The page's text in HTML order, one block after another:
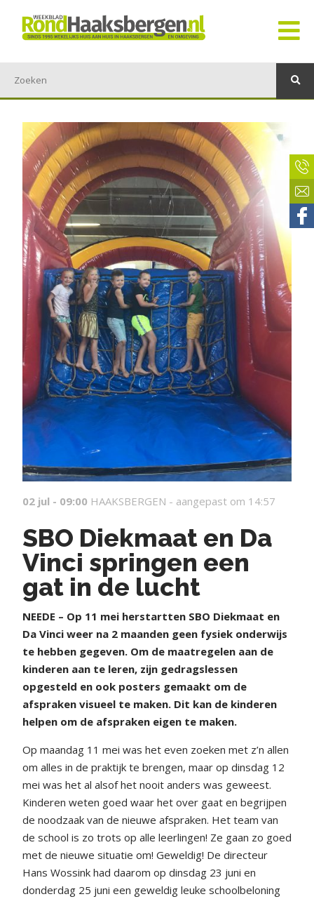
02 jul - 09:00 HAAKSBERGEN - aangepast om 14:57
SBO Diekmaat en Da
Vinci springen een
gat in de lucht
NEEDE – Op 11 mei herstartten SBO Diekmaat en
Da Vinci weer na 2 maanden geen fysiek onderwijs
te hebben gegeven. Om de maatregelen aan de
kinderen aan te leren, zijn gedragslessen
opgesteld en ook posters gemaakt om de
afspraken visueel te maken. Dit kan de kinderen
helpen om de afspraken eigen te maken.
Op maandag 11 mei was het even zoeken met z’n allen
om alles in de praktijk te brengen, maar op dinsdag 12
mei was het al alsof het nooit anders was geweest.
Kinderen weten goed waar het over gaat en begrijpen
de noodzaak van de nieuwe afspraken. Het team van
de school is zo trots op alle leerlingen! Ze gaan zo goed
met de nieuwe situatie om! Geweldig! De directeur
Hans Wossink had daarom op dinsdag 23 juni en
donderdag 25 juni een geweldig leuke schoolbeloning